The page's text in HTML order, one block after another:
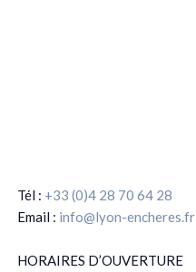
Tél : +33 (0)4 28 70 64 28
Email : info@lyon-encheres.fr
HORAIRES D’OUVERTURE